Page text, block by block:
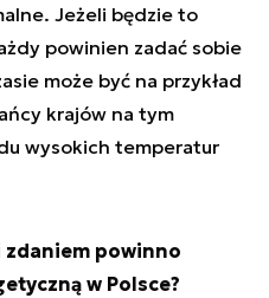
Jeżeli będzie to
powinien zadać sobie
może być na przykład
krajów na tym
wysokich temperatur
zdaniem powinno
w Polsce?